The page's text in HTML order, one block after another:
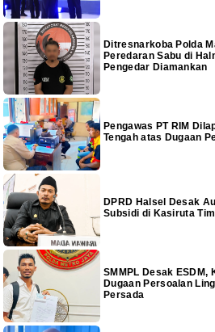
Ditresnarkoba Polda
Peredaran Sabu di
Pengedar Diamankan
Pengawas PT RIM
Tengah atas Dugaan
DPRD Halsel Desak
Subsidi di Kasiruta
SMMPL Desak ESDM,
Dugaan Persoalan
Persada